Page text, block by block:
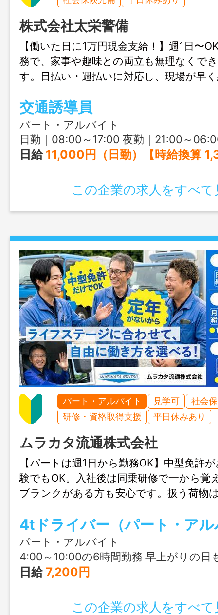
株式会社太栄警備
【働いた日に1万円現金支給！】週1日〜
務で、家事や趣味との両立も無理なくで
す。日払い・週払いに対応し、現場が早
分の日給を保証。当日1万円支給、残り
り後、給与日に全額精算します。未経験
サポートし、2〜3回の実務で仕事を覚え
歴・年齢・経験不問で、どなたでも安心
す。
交通誘導員
パート・アルバイト
日勤｜08:00～17:00 夜勤｜21:00～
日給 11,000円（日勤）【時給換算 1,375円】 日給 13,100円（夜勤）【時給換算 1,637円】 上記プラス資格手当・時間外手当 —————— 【日払い規定】 当日現金にて10,000円を支給します。 ※所得税等の源泉徴収分（
この企業の求人をすべて
パート・アルバイト 見学可
社会
研修・資格取得支援
平日休みあり
ムラカタ流通株式会社
【パートは週1日から勤務OK】中型免許
験でもOK。入社後は同乗研修で一から覚
ブランクがある方も安心です。扱う荷物
商品が中心で重量物はほぼなく、決まっ
すシンプルな配送です。パートは週1日・
正社員は13時上がりのコースも選べるな
イルに合わせた働き方が可能。定年制度
代・60代も長く安心して活躍できます。
4tドライバー（パート・ア
パート・アルバイト
4:00～10:00の6時間勤務 早上がりの日も
日給 7,200円
この企業の求人をすべて